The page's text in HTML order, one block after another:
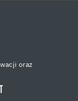
oraz